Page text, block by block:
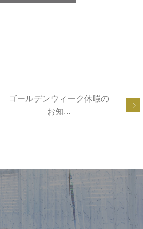
ゴールデンウィーク休暇の
お知...